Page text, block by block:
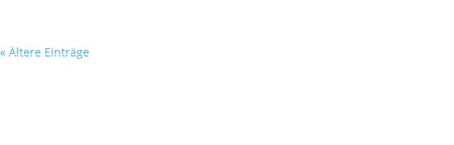
« Ältere Einträge